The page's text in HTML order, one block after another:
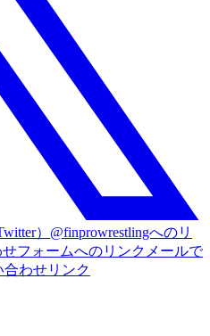
）@finprowrestlingへのリ
フォームへのリンク メールで
わせリンク